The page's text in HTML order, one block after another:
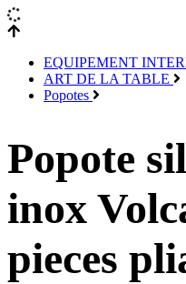
EQUIPEMENT
ART DE LA TABLE
Popotes
Popote
inox
pieces